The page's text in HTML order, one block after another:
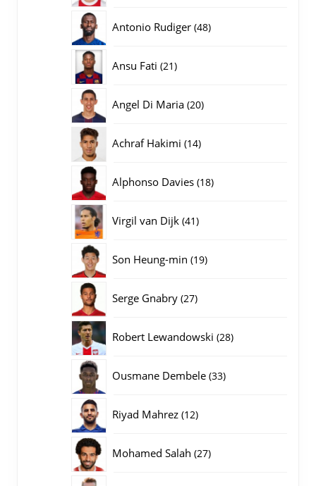
Antonio Rudiger 4848
Ansu Fati 2121
Angel Di Maria 2020
Achraf Hakimi 1414
Alphonso Davies 1818
Virgil van Dijk 4141
Son Heung-min 1919
Serge Gnabry 2727
Robert Lewandowski 2828
Ousmane Dembele 3333
Riyad Mahrez 1212
Mohamed Salah 2727